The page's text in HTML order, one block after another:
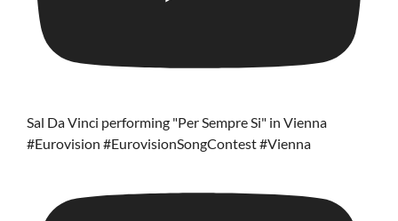
Sal Da Vinci performing "Per Sempre Si" in Vienna
#Eurovision #EurovisionSongContest #Vienna